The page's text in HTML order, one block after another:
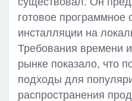
готовое программное
инсталляции на
Требования времени
рынке показало, что
подходы для
распространения